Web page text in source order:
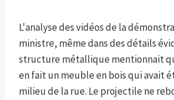
L'analyse des vidéos de la
ministre, même dans des détails
structure métallique mentionnait
en fait un meuble en bois qui avait
milieu de la rue. Le projectile ne